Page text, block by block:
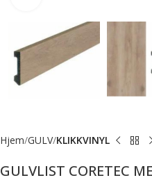
Hjem GULV KLIKKVINYL
GULVLIST CORETEC